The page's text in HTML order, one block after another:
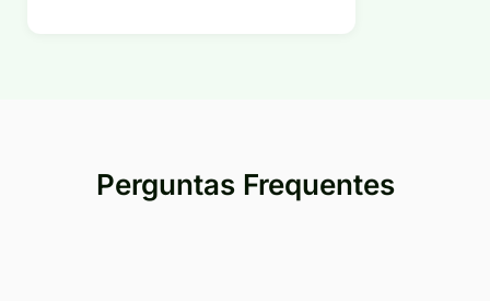
Perguntas Frequentes